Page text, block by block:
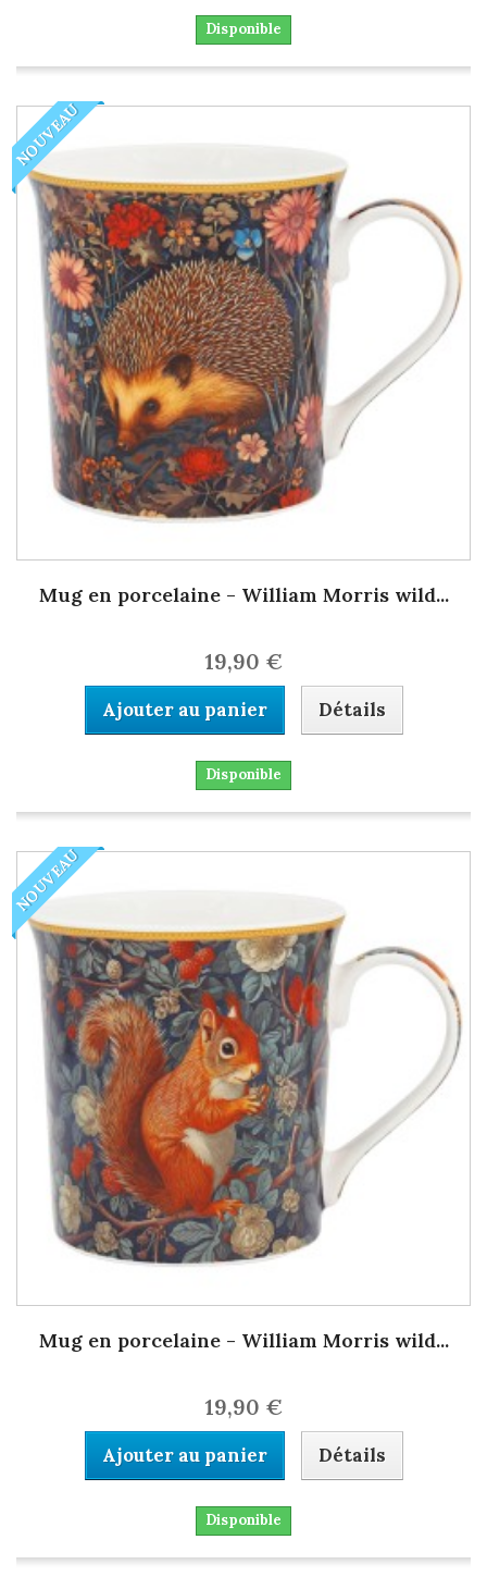
Disponible
NOUVEAU
Mug en porcelaine - William Morris wild...
19,90 €
Ajouter au panier Détails
Disponible
NOUVEAU
Mug en porcelaine - William Morris wild...
19,90 €
Ajouter au panier Détails
Disponible